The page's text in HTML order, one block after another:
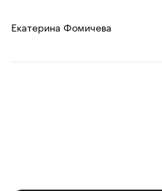
Екатерина Фомичева